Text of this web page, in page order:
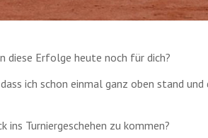
diese Erfolge heute noch für dich?
ich schon einmal ganz oben stand
Turniergeschehen zu kommen?